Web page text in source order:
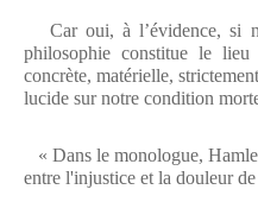
Car oui, à l’évidence, si
philosophie constitue le
concrète, matérielle,
lucide sur notre condition
« Dans le monologue,
entre l'injustice et la douleur